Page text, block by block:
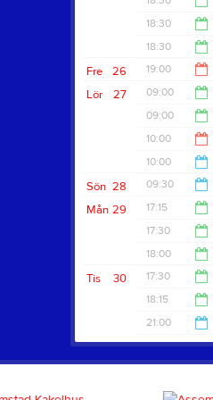
19:00
20:00
18:30
20:00
18:30
20:00
26
Fre 19:00
21:00
27
Lör 09:00
10:00
09:00
10:00
10:00
12:00
10:00
11:30
28
Sön 09:30
12:00
29
Mån 17:15
18:15
17:30
19:00
18:00
19:30
30
Tis 17:30
19:00
18:15
19:45
21:00
00:00